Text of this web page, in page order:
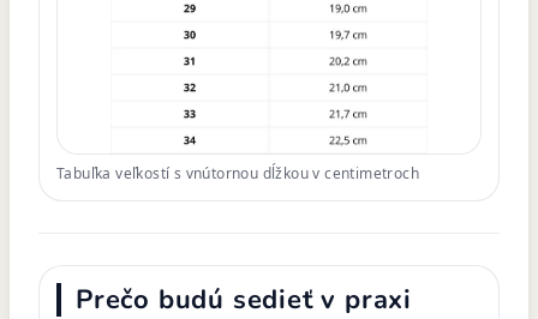
Tabuľka veľkostí s vnútornou dĺžkou v centimetroch
Prečo budú sedieť v praxi